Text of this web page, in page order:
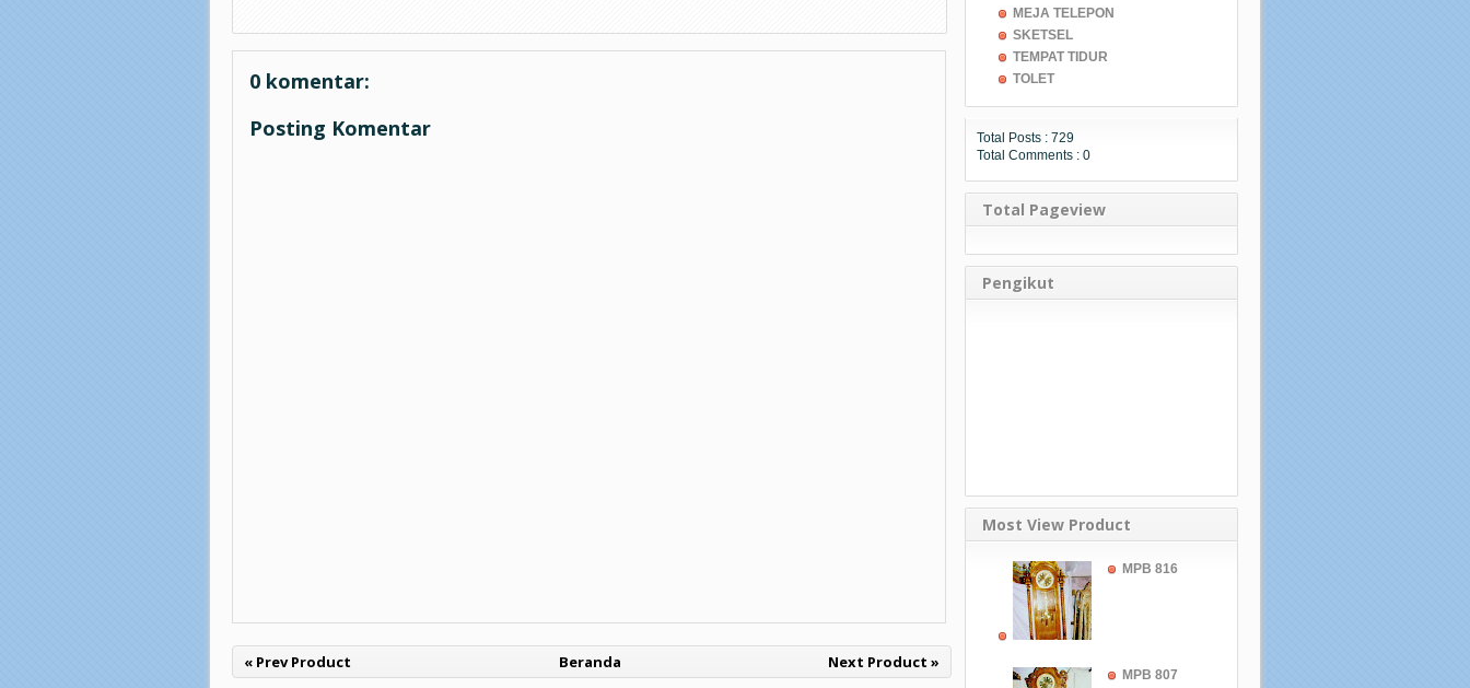
0 komentar:
Posting Komentar
« Prev Product Next Product »
Beranda
MEJA TELEPON
SKETSEL
TEMPAT TIDUR
TOLET
Total Posts : 729
Total Comments : 0
Total Pageview
Pengikut
Most View Product
MPB 816
MPB 807